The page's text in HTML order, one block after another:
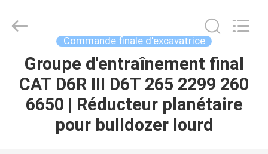
APERÇU
PRODUITS
VIDÉOS
Machinery
Reserved.
Commande finale d'excavatrice
Groupe d'entraînement final
CAT D6R III D6T 265 2299 260
6650 | Réducteur planétaire
pour bulldozer lourd